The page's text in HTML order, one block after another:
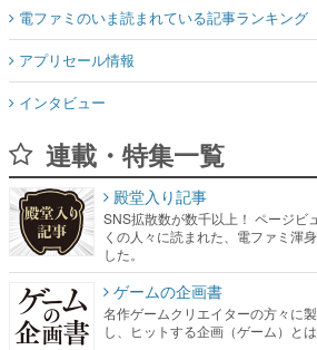
電ファミのいま読まれている記事ランキング
アプリセール情報
インタビュー
連載・特集一覧
殿堂入り記事
SNS拡散数が数千以上！ ページビ
くの人々に読まれた、電ファミ渾
した。
ゲームの企画書
名作ゲームクリエイターの方々に
し、ヒットする企画（ゲーム）と